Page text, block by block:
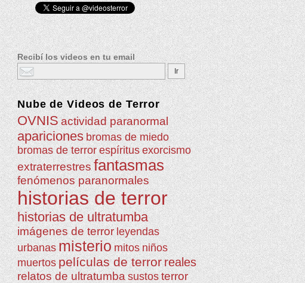
Recibí los videos en tu email
Nube deVideos de Terror
OVNISactividad paranormal
apariciones bromas de miedo
bromas de terror espíritus exorcismo
extraterrestresfantasmas
fenómenos paranormales
historias de terror
historias de ultratumba
imágenes de terror leyendas
urbanas misterio mitos niños
muertos películas de terrorreales
relatos de ultratumba sustos terror